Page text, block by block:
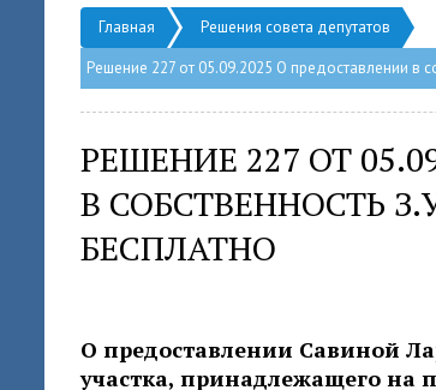
Главная
Решения совета депутатов
Решение 227 от 05.09.2025 О предоставлении в
РЕШЕНИЕ 227 ОТ
В СОБСТВЕННОСТЬ
БЕСПЛАТНО
О предоставлении Савиной
участка, принадлежащего на